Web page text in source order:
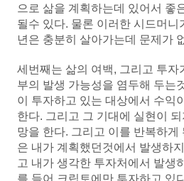
으로 삶을 계획하는데 있어서 좋
될수 있다. 물론 이러한 시드머니
년은 충분히 살아가는데 문제가
세번째는 삶의 여백, 그리고 투자
부의 발생 가능성을 염두해 두는
이 투자하고 있는 대상에서 수익
한다. 그리고 그 기대에 실현이
망을 한다. 그리고 이를 반복하게
은 내가 계획했던것에서 발생하
고 내가 생각한 투자처에서 발생
를 들어 크립토에만 투자하고 있